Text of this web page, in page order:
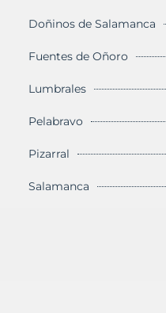
Doñinos de Salamanca
Fuentes de Oñoro
Lumbrales
Pelabravo
Pizarral
Salamanca